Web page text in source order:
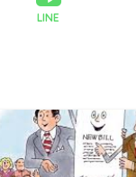
LINE